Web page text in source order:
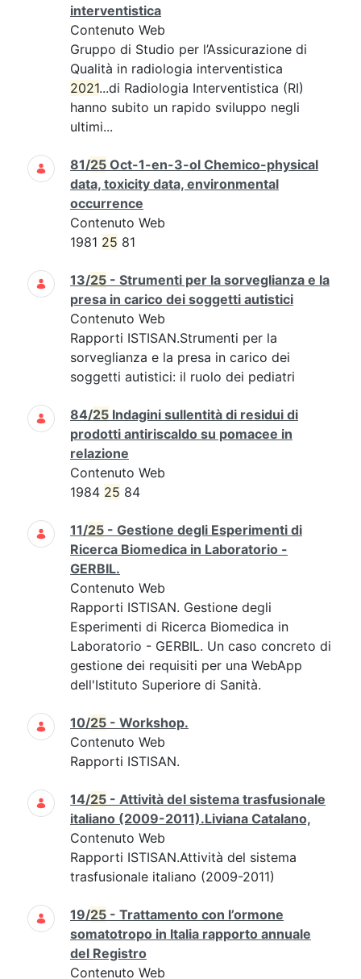
interventistica
Contenuto Web
Gruppo di Studio per l’Assicurazione di
Qualità in radiologia interventistica
2021...di Radiologia Interventistica (RI)
hanno subito un rapido sviluppo negli
ultimi...
81/25 Oct-1-en-3-ol Chemico-physical
data, toxicity data, environmental
occurrence
Contenuto Web
1981 25 81
13/25 - Strumenti per la sorveglianza e la
presa in carico dei soggetti autistici
Contenuto Web
Rapporti ISTISAN.Strumenti per la
sorveglianza e la presa in carico dei
soggetti autistici: il ruolo dei pediatri
84/25 Indagini sullentità di residui di
prodotti antiriscaldo su pomacee in
relazione
Contenuto Web
1984 25 84
11/25 - Gestione degli Esperimenti di
Ricerca Biomedica in Laboratorio -
GERBIL.
Contenuto Web
Rapporti ISTISAN. Gestione degli
Esperimenti di Ricerca Biomedica in
Laboratorio - GERBIL. Un caso concreto di
gestione dei requisiti per una WebApp
dell'Istituto Superiore di Sanità.
10/25 - Workshop.
Contenuto Web
Rapporti ISTISAN.
14/25 - Attività del sistema trasfusionale
italiano (2009-2011).Liviana Catalano,
Contenuto Web
Rapporti ISTISAN.Attività del sistema
trasfusionale italiano (2009-2011)
19/25 - Trattamento con l’ormone
somatotropo in Italia rapporto annuale
del Registro
Contenuto Web